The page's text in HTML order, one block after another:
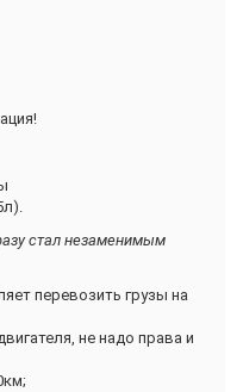
стал незаменимым
перевозить грузы на
не надо права и